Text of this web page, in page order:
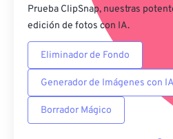
Prueba ClipSnap, nuestras
edición de fotos con IA.
Eliminador de Fondo
Generador de Imágenes con IA
Borrador Mágico